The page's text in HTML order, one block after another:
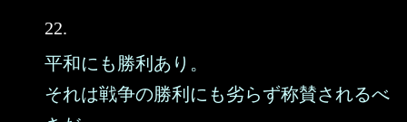
22.
平和にも勝利あり。
それは戦争の勝利にも劣らず称賛されるべ